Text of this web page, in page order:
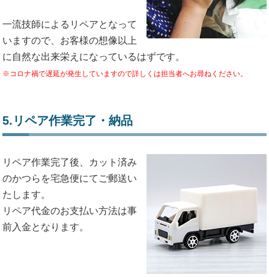
一流技師によるリペアとなって
いますので、お客様の想像以上
に自然な出来栄えになっているはずです。
※コロナ禍で遅延が発生していますので詳しくは担当者へお尋ねください。
5.リペア作業完了・納品
リペア作業完了後、カット済み
のかつらを宅急便にてご郵送い
たします。
リペア代金のお支払い方法は事
前入金となります。